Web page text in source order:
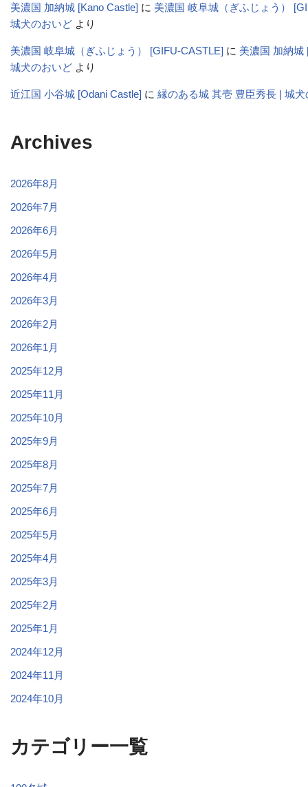
美濃国 加納城 [Kano Castle] に 美濃国 岐阜城（ぎふじょう）
城犬のおいど より
美濃国 岐阜城（ぎふじょう） [GIFU-CASTLE] に 美濃国 加納城
城犬のおいど より
近江国 小谷城 [Odani Castle] に 縁のある城 其壱 豊臣秀長 | 城
Archives
2026年8月
2026年7月
2026年6月
2026年5月
2026年4月
2026年3月
2026年2月
2026年1月
2025年12月
2025年11月
2025年10月
2025年9月
2025年8月
2025年7月
2025年6月
2025年5月
2025年4月
2025年3月
2025年2月
2025年1月
2024年12月
2024年11月
2024年10月
カテゴリー一覧